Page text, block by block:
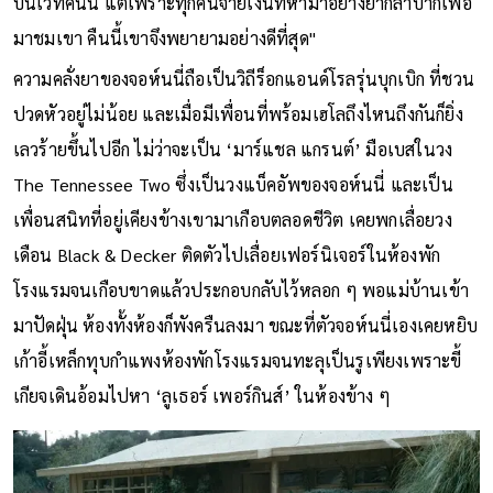
บนเวทีคืนนี้ แต่เพราะทุกคนจ่ายเงินที่หามาอย่างยากลำบากเพื่อ
มาชมเขา คืนนี้เขาจึงพยายามอย่างดีที่สุด"
ความคลั่งยาของจอห์นนี่ถือเป็นวิถีร็อกแอนด์โรลรุ่นบุกเบิก ที่ชวน
ปวดหัวอยู่ไม่น้อย และเมื่อมีเพื่อนที่พร้อมเฮโลถึงไหนถึงกันก็ยิ่ง
เลวร้ายขึ้นไปอีก ไม่ว่าจะเป็น ‘มาร์แชล แกรนต์’ มือเบสในวง
The Tennessee Two ซึ่งเป็นวงแบ็คอัพของจอห์นนี่ และเป็น
เพื่อนสนิทที่อยู่เคียงข้างเขามาเกือบตลอดชีวิต เคยพกเลื่อยวง
เดือน Black & Decker ติดตัวไปเลื่อยเฟอร์นิเจอร์ในห้องพัก
โรงแรมจนเกือบขาดแล้วประกอบกลับไว้หลอก ๆ พอแม่บ้านเข้า
มาปัดฝุ่น ห้องทั้งห้องก็พังครืนลงมา ขณะที่ตัวจอห์นนี่เองเคยหยิบ
เก้าอี้เหล็กทุบกำแพงห้องพักโรงแรมจนทะลุเป็นรูเพียงเพราะขี้